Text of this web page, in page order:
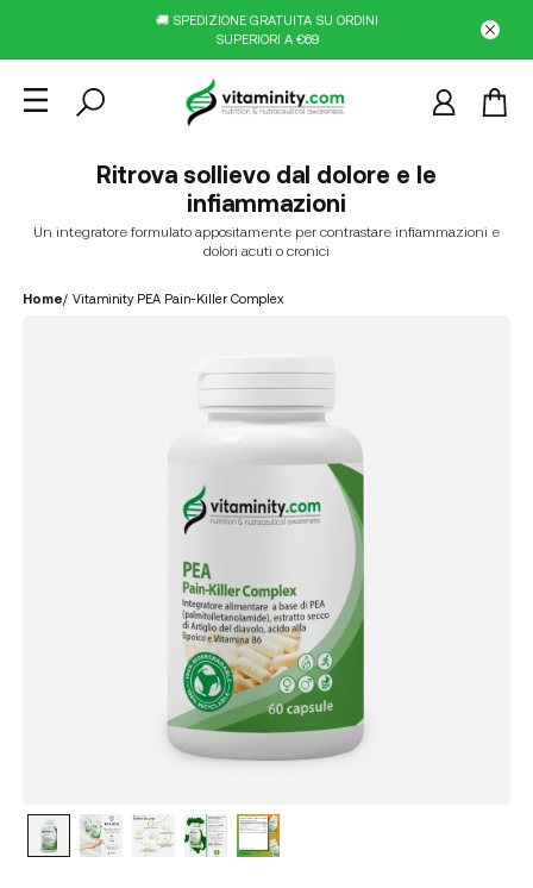
🚚 SPEDIZIONE GRATUITA SU ORDINI
SUPERIORI A €69
Ritrova sollievo dal dolore e le
infiammazioni
Un integratore formulato appositamente per contrastare infiammazioni e
dolori acuti o cronici
Home/ Vitaminity PEA Pain-Killer Complex